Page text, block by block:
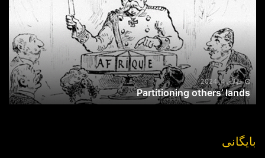
جولای 4, 2024
Partitioning others’ lands
بایگانی